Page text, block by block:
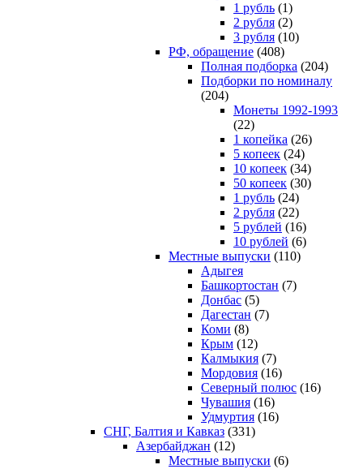
1 рубль (1)
2 рубля (2)
3 рубля (10)
РФ, обращение (408)
Полная подборка (204)
Подборки по номиналу
(204)
Монеты 1992-1993
(22)
1 копейка (26)
5 копеек (24)
10 копеек (34)
50 копеек (30)
1 рубль (24)
2 рубля (22)
5 рублей (16)
10 рублей (6)
Местные выпуски (110)
Адыгея
Башкортостан (7)
Донбас (5)
Дагестан (7)
Коми (8)
Крым (12)
Калмыкия (7)
Мордовия (16)
Северный полюс (16)
Чувашия (16)
Удмуртия (16)
СНГ, Балтия и Кавказ (331)
Азербайджан (12)
Местные выпуски (6)